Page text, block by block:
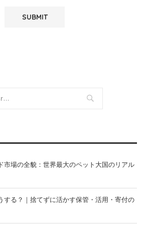
市場の全貌：世界最大のペット大国のリアル
する？｜捨てずに活かす保管・活用・寄付の